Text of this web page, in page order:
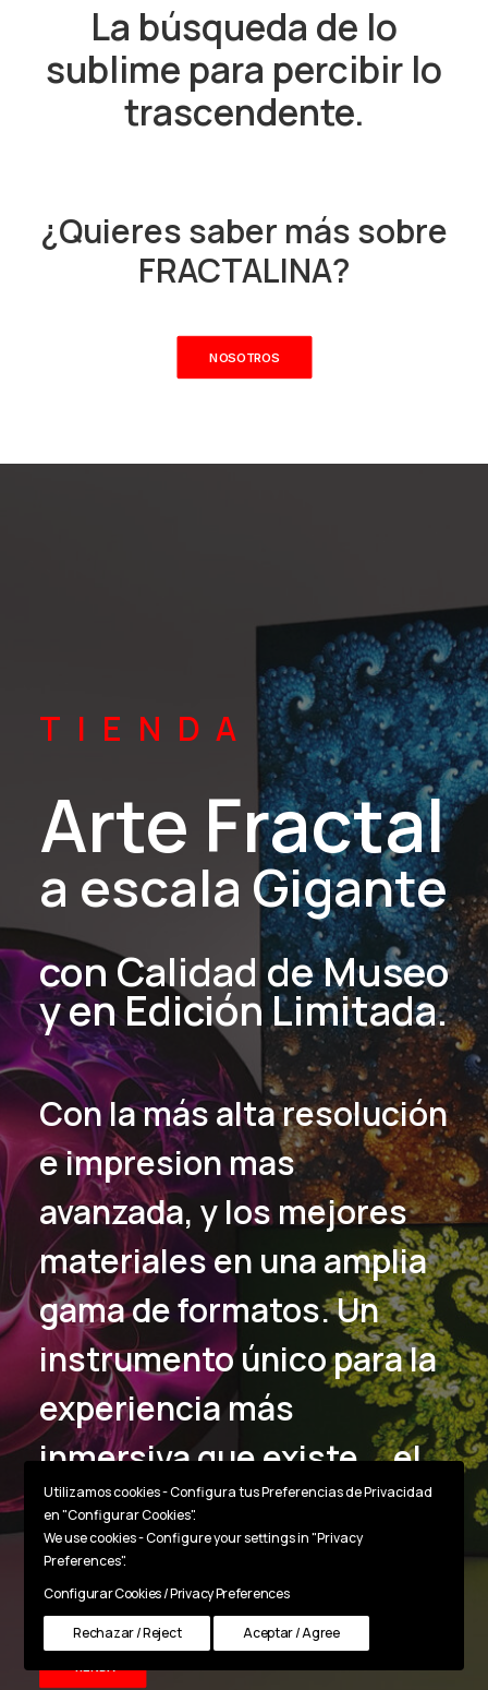
La búsqueda de lo
sublime para percibir lo
trascendente.
¿Quieres saber más sobre
FRACTALINA?
NOSOTROS
TIENDA
Arte Fractal
a escala Gigante
con Calidad de Museo
y en Edición Limitada.
Con la más alta resolución
e impresion mas
avanzada, y los mejores
materiales en una amplia
gama de formatos. Un
instrumento único para la
experiencia más
inmersiva que existe... el
viaje al encuentro de tu
propia alma.
Utilizamos cookies - Configura tus Preferencias de Privacidad
en "Configurar Cookies".
We use cookies - Configure your settings in "Privacy
Preferences".
Configurar Cookies / Privacy Preferences
Rechazar / Reject Aceptar / Agree